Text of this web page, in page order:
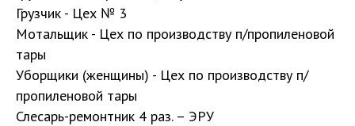
Грузчик - Цех № 3
Мотальщик - Цех по производству п/пропиленовой
тары
Уборщики (женщины) - Цех по производству п/
пропиленовой тары
Слесарь-ремонтник 4 раз. – ЭРУ